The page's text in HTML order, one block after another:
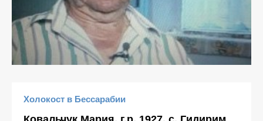
Холокост в Бессарабии